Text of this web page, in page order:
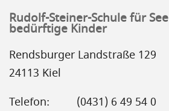
Rudolf-Steiner-Schule für
bedürftige Kinder
Rendsburger Landstraße 129
24113 Kiel
Telefon:
(0431) 6 49 54 0